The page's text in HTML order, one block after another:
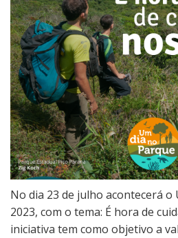
No dia 23 de julho acontecerá o
2023, com o tema: É hora de
iniciativa tem como objetivo a